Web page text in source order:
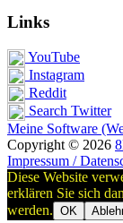
Links
YouTube
Instagram
Reddit
Search Twitter
Meine Software
Copyright © 2026
Impressum /
Diese Website
erklären Sie sich
werden. OK